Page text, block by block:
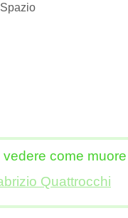
come
Quattrocchi